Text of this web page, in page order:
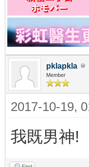
pklapkla
Member
2017-10-19,
我既男神!